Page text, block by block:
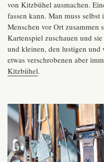
von Kitzbühel ausmachen.
fassen kann. Man muss
Menschen vor Ort zusammen
Kartenspiel zuschauen und
und kleinen, den lustigen und
etwas verschrobenen aber
Kitzbühel.